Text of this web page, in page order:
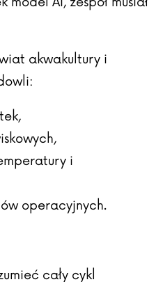
akwakultury i
i
operacyjnych.
cały cykl